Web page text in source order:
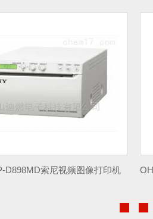
OHKURA大仓WPSR188A000001A仪表色带